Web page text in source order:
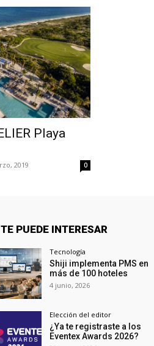
Playa
2019 0
TE PUEDE INTERESAR
Tecnología
Shiji implementa PMS en
más de 100 hoteles
4 junio, 2026
Elección del editor
¿Ya te registraste a los
Eventex Awards 2026?